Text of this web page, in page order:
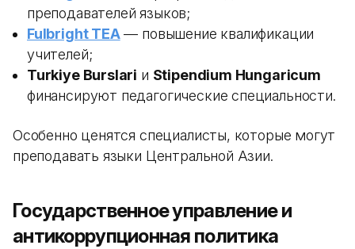
преподавателей языков;
Fulbright TEA— повышение квалификации
учителей;
Turkiye Burslari и Stipendium Hungaricum
финансируют педагогические специальности.
Особенно ценятся специалисты, которые могут
преподавать языки Центральной Азии.
Государственное управление и
антикоррупционная политика